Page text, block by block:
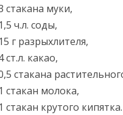
стакана муки,
1,5 ч.л. соды,
15 г разрыхлителя,
ст.л. какао,
стакана
1 стакан молока,
1 стакан крутого кипятка.